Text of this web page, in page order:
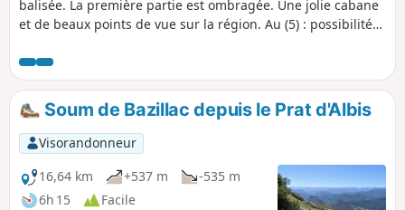
balisée. La première partie est ombragée. Une jolie cabane
et de beaux points de vue sur la région. Au (5) : possibilité
Bout de Touron.
Soum de Bazillac depuis le Prat d'Albis
Visorandonneur
16,64 km
+537 m
-535 m
6h 15
Facile